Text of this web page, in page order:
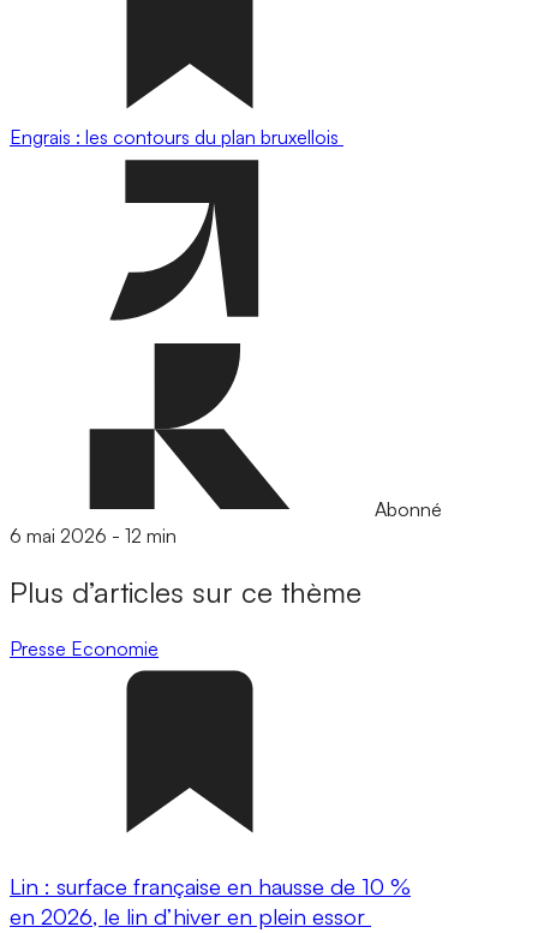
Engrais : les contours du plan bruxellois
Abonné
6 mai 2026 - 12 min
Plus d’articles sur ce thème
Presse Economie
Lin : surface française en hausse de 10 %
en 2026, le lin d’hiver en plein essor